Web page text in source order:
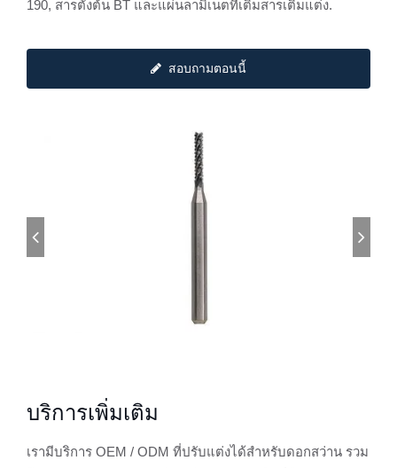
190, สารตั้งต้น BT และแผ่นลามิเนตที่เติมสารเติมแต่ง.
สอบถามตอนนี้
บริการเพิ่มเติม
เรามีบริการ OEM / ODM ที่ปรับแต่งได้สำหรับดอกสว่าน รวม